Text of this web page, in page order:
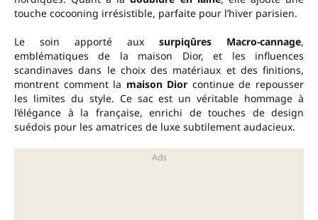
touche cocooning irrésistible, parfaite pour l’hiver parisien.
Le soin apporté aux surpiqûres Macro-cannage,
emblématiques de la maison Dior, et les influences
scandinaves dans le choix des matériaux et des finitions,
montrent comment la maison Dior continue de repousser
les limites du style. Ce sac est un véritable hommage à
l’élégance à la française, enrichi de touches de design
suédois pour les amatrices de luxe subtilement audacieux.